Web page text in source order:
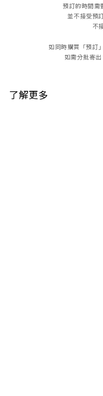
預訂的時間需
並不接受預
不
如同時購買「預訂
如需分批寄
了解更多